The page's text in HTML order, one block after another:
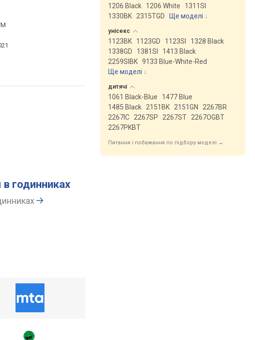
в годинниках
1206 Black
1206 White
1311SI
1330BK
2315TGD Ще моделі ↓
унісекс
1123BK 1123GD 1123SI
1328 Black
1338GD
1381SI
1413 Black
2259SIBK 9133 Blue-White-Red
Ще моделі ↓
дитячі
1061 Black-Blue
1477 Blue
1485 Black
2151BK 2151GN
2267BR
2267IC
2267SP 2267ST
2267OGBT
2267PKBT
Питання і побажання по підбору моделі →